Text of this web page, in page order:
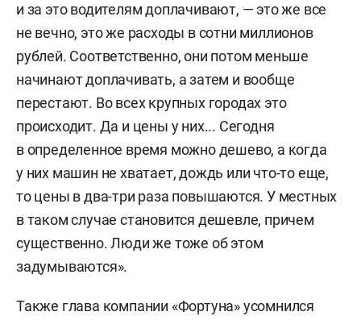
и за это водителям доплачивают, — это же все
не вечно, это же расходы в сотни миллионов
рублей. Соответственно, они потом меньше
начинают доплачивать, а затем и вообще
перестают. Во всех крупных городах это
происходит. Да и цены у них... Сегодня
в определенное время можно дешево, а когда
у них машин не хватает, дождь или что-то еще,
то цены в два-три раза повышаются. У местных
в таком случае становится дешевле, причем
существенно. Люди же тоже об этом
задумываются».
Также глава компании «Фортуна» усомнился